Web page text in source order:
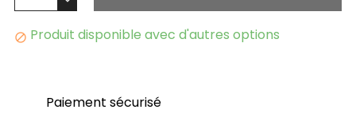
 Produit disponible avec d'autres options
Paiement sécurisé